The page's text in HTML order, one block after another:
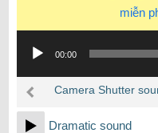
miễn
phát
âm
thanh
00:00
Camera Shutter
Dramatic sound